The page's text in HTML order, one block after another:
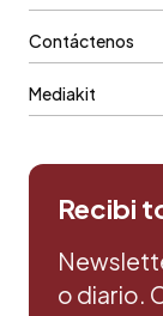
Contáctenos
Mediakit
Recibi
o diario.